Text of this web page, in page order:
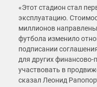
«Этот стадион стал
эксплуатацию.
миллионов
футбола изменило
подписании
для других
участвовать в
сказал Леонид